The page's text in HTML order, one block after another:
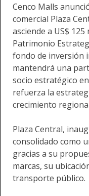
Cenco Malls
comercial Plaza
asciende a US$
Patrimonio
fondo de inversión
mantendrá una
socio estratégico
refuerza la
crecimiento
Plaza Central,
consolidado como
gracias a su
marcas, su
transporte público.